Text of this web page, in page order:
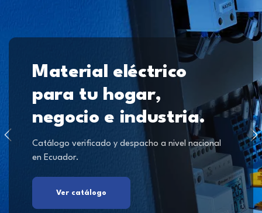
Material eléctrico
para tu hogar,
negocio e industria.
Catálogo verificado y despacho a nivel nacional
en Ecuador.
Ver catálogo